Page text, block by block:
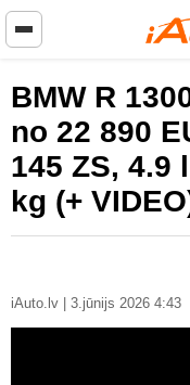
BMW R
no 22 890
145 ZS, 4.9
kg (+
iAuto.lv | 3.jūnijs 2026 4:43